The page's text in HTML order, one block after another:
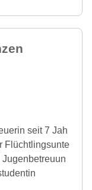
seit 7 Jah
Flüchtlingsunte